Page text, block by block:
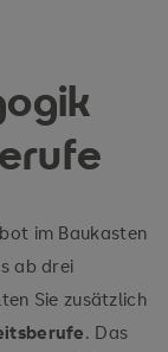
im Baukasten
ab drei
Sie zusätzlich
. Das